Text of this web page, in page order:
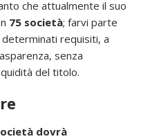
che attualmente il suo
75 società; farvi parte
requisiti, a
senza
del titolo.
dovrà